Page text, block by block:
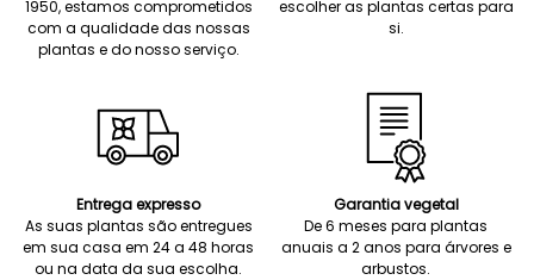
1950, estamos comprometidos
com a qualidade das nossas
plantas e do nosso serviço.
escolher as plantas certas para
si.
Entrega expresso
As suas plantas são entregues
em sua casa em 24 a 48 horas
ou na data da sua escolha.
Garantia vegetal
De 6 meses para plantas
anuais a 2 anos para árvores e
arbustos.